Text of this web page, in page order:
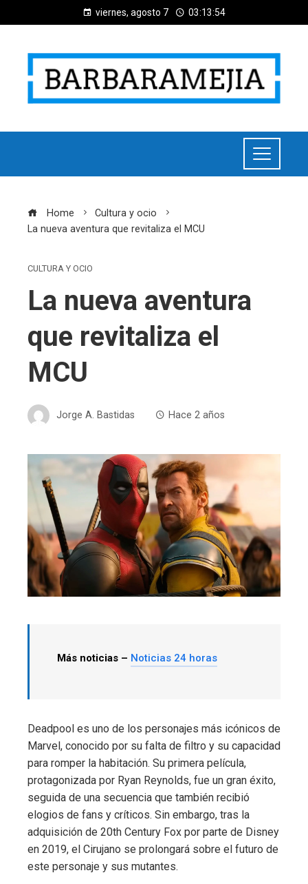
viernes, agosto 7 03:13:55
Home
Cultura y ocio
La nueva aventura que revitaliza el MCU
CULTURA Y OCIO
La nueva aventura
que revitaliza el
MCU
Jorge A. Bastidas Hace 2 años
Más noticias – Noticias 24 horas
Deadpool es uno de los personajes más icónicos de
Marvel, conocido por su falta de filtro y su capacidad
para romper la habitación. Su primera película,
protagonizada por Ryan Reynolds, fue un gran éxito,
seguida de una secuencia que también recibió
elogios de fans y críticos. Sin embargo, tras la
adquisición de 20th Century Fox por parte de Disney
en 2019, el Cirujano se prolongará sobre el futuro de
este personaje y sus mutantes.